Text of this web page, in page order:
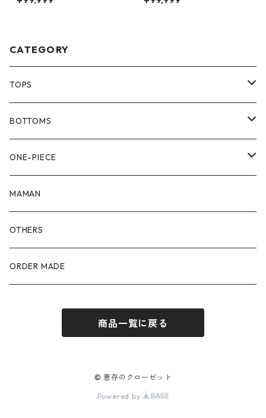
CATEGORY
TOPS
80size
90size
100size
110size
BOTTOMS
80size
90size
100size
110size
ONE-PIECE
80size
90size
100size
MAMAN
OTHERS
ORDER MADE
商品一覧に戻る
© 恵存のクローゼット
Powered by